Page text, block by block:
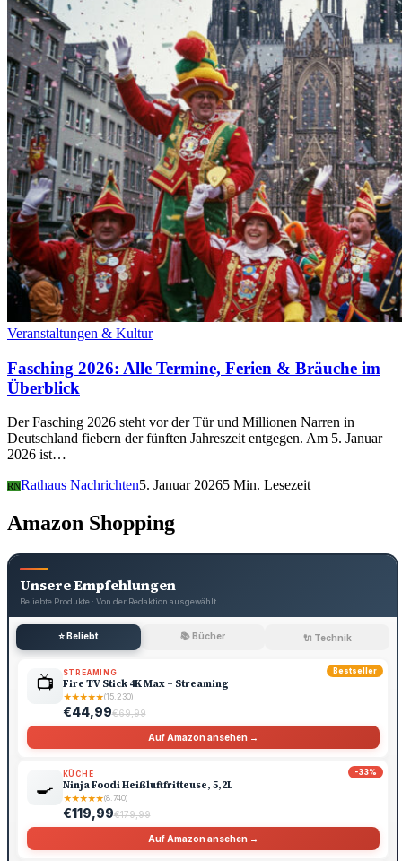
Veranstaltungen & Kultur
Fasching 2026: Alle Termine, Ferien & Bräuche im
Überblick
Der Fasching 2026 steht vor der Tür und Millionen Narren in
Deutschland fiebern der fünften Jahreszeit entgegen. Am 5. Januar
2026 ist…
RNRathaus Nachrichten5. Januar 20265 Min. Lesezeit
Amazon Shopping
Unsere Empfehlungen
Beliebte Produkte · Von der Redaktion ausgewählt
⭐ Beliebt 📚 Bücher 🔌 Technik
Bestseller
📺 STREAMING
Fire TV Stick 4K Max – Streaming
★★★★★(15.230)
€44,99€69,99
Auf Amazon ansehen →
-33%
🍳
KÜCHE
Ninja Foodi Heißluftfritteuse, 5,2L
★★★★★(8.740)
€119,99€179,99
Auf Amazon ansehen →